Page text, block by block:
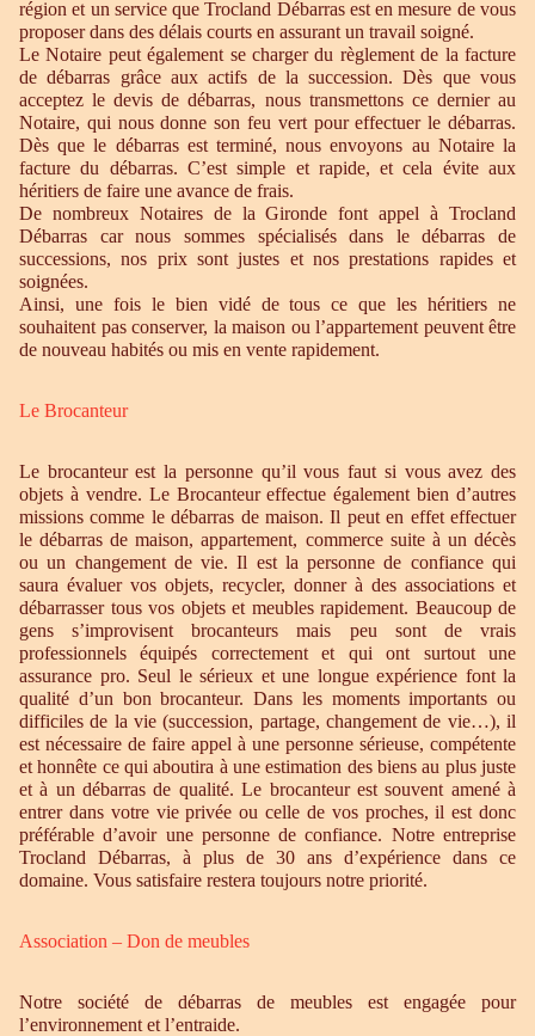
région et un service que Trocland Débarras est en mesure de vous
proposer dans des délais courts en assurant un travail soigné.
Le Notaire peut également se charger du règlement de la facture
de débarras grâce aux actifs de la succession. Dès que vous
acceptez le devis de débarras, nous transmettons ce dernier au
Notaire, qui nous donne son feu vert pour effectuer le débarras.
Dès que le débarras est terminé, nous envoyons au Notaire la
facture du débarras. C’est simple et rapide, et cela évite aux
héritiers de faire une avance de frais.
De nombreux Notaires de la Gironde font appel à Trocland
Débarras car nous sommes spécialisés dans le débarras de
successions, nos prix sont justes et nos prestations rapides et
soignées.
Ainsi, une fois le bien vidé de tous ce que les héritiers ne
souhaitent pas conserver, la maison ou l’appartement peuvent être
de nouveau habités ou mis en vente rapidement.
Le Brocanteur
Le brocanteur est la personne qu’il vous faut si vous avez des
objets à vendre. Le Brocanteur effectue également bien d’autres
missions comme le débarras de maison. Il peut en effet effectuer
le débarras de maison, appartement, commerce suite à un décès
ou un changement de vie. Il est la personne de confiance qui
saura évaluer vos objets, recycler, donner à des associations et
débarrasser tous vos objets et meubles rapidement. Beaucoup de
gens s’improvisent brocanteurs mais peu sont de vrais
professionnels équipés correctement et qui ont surtout une
assurance pro. Seul le sérieux et une longue expérience font la
qualité d’un bon brocanteur. Dans les moments importants ou
difficiles de la vie (succession, partage, changement de vie…), il
est nécessaire de faire appel à une personne sérieuse, compétente
et honnête ce qui aboutira à une estimation des biens au plus juste
et à un débarras de qualité. Le brocanteur est souvent amené à
entrer dans votre vie privée ou celle de vos proches, il est donc
préférable d’avoir une personne de confiance. Notre entreprise
Trocland Débarras, à plus de 30 ans d’expérience dans ce
domaine. Vous satisfaire restera toujours notre priorité.
Association – Don de meubles
Notre société de débarras de meubles est engagée pour
l’environnement et l’entraide.